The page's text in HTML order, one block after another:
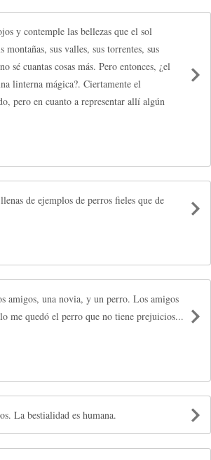
y contemple las bellezas que el sol
montañas, sus valles, sus torrentes, sus
sé cuantas cosas más. Pero entonces, ¿el
linterna mágica?. Ciertamente el
pero en cuanto a representar allí algún
de ejemplos de perros fieles que de
amigos, una novia, y un perro. Los amigos
me quedó el perro que no tiene prejuicios...
Los animales son de Dios. La bestialidad es humana.